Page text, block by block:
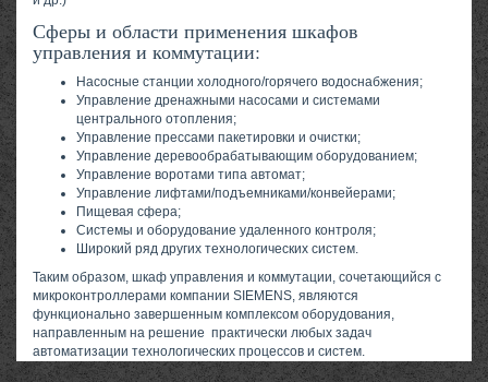
Сферы и области применения шкафов
управления и коммутации:
Насосные станции холодного/горячего водоснабжения;
Управление дренажными насосами и системами
центрального отопления;
Управление прессами пакетировки и очистки;
Управление деревообрабатывающим оборудованием;
Управление воротами типа автомат;
Управление лифтами/подъемниками/конвейерами;
Пищевая сфера;
Системы и оборудование удаленного контроля;
Широкий ряд других технологических систем.
Таким образом, шкаф управления и коммутации, сочетающийся с
микроконтроллерами компании SIEMENS, являются
функционально завершенным комплексом оборудования,
направленным на решение практически любых задач
автоматизации технологических процессов и систем.